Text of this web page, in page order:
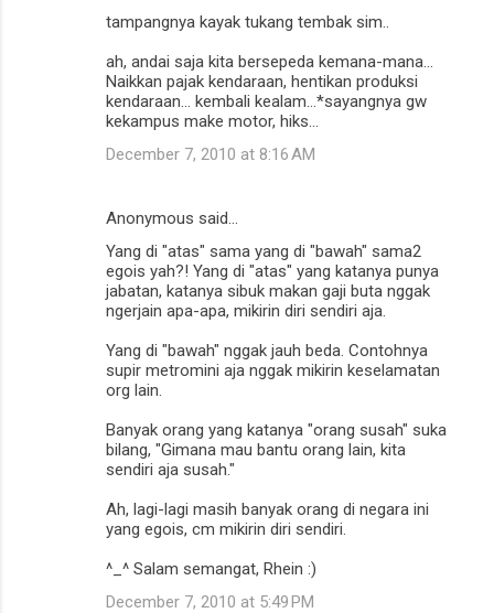
tampangnya kayak tukang tembak sim..
ah, andai saja kita bersepeda kemana-mana...
Naikkan pajak kendaraan, hentikan produksi
kendaraan... kembali kealam...*sayangnya gw
kekampus make motor, hiks...
December 7, 2010 at 8:16 AM
Anonymous said…
Yang di "atas" sama yang di "bawah" sama2
egois yah?! Yang di "atas" yang katanya punya
jabatan, katanya sibuk makan gaji buta nggak
ngerjain apa-apa, mikirin diri sendiri aja.
Yang di "bawah" nggak jauh beda. Contohnya
supir metromini aja nggak mikirin keselamatan
org lain.
Banyak orang yang katanya "orang susah" suka
bilang, "Gimana mau bantu orang lain, kita
sendiri aja susah."
Ah, lagi-lagi masih banyak orang di negara ini
yang egois, cm mikirin diri sendiri.
^_^ Salam semangat, Rhein :)
December 7, 2010 at 5:49 PM